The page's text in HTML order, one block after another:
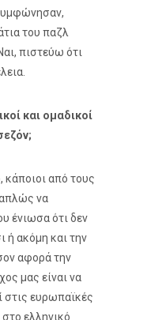
του παζλ
πιστεύω ότι
και ομαδικοί
από τους
να
ένιωσα ότι δεν
ή ακόμη και την
αφορά την
μας είναι να
στις ευρωπαϊκές
ελληνικό